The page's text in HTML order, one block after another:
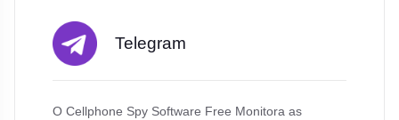
Telegram
O Cellphone Spy Software Free Monitora as